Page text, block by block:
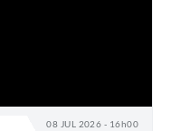
08 JUL 2026 - 16h00